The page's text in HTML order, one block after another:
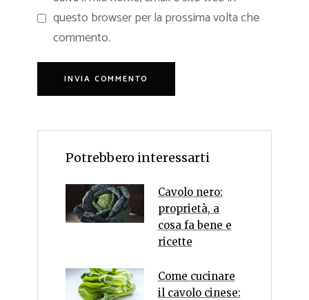
questo browser per la prossima volta che
commento.
Potrebbero interessarti
Cavolo nero:
proprietà, a
cosa fa bene e
ricette
Come cucinare
il cavolo cinese: